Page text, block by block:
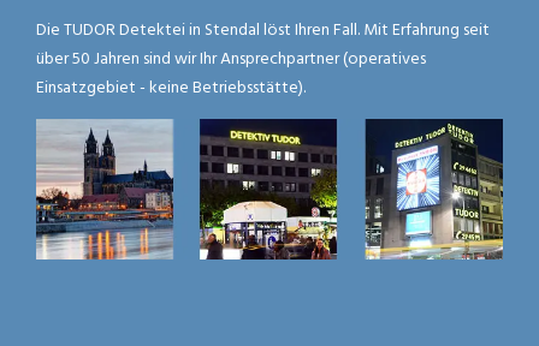
Die TUDOR Detektei in Stendal löst Ihren Fall. Mit Erfahrung seit
über 50 Jahren sind wir Ihr Ansprechpartner (operatives
Einsatzgebiet - keine Betriebsstätte).